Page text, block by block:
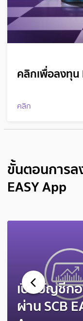
คลิกเพื่อลงทุน
คลิก
ขั้นตอนการล
EASY App
เปิดบัญชีก
ผ่าน SCB